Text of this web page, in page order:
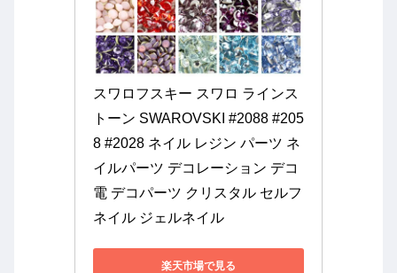
スワロフスキー スワロ ラインス
トーン SWAROVSKI #2088 #205
8 #2028 ネイル レジン パーツ ネ
イルパーツ デコレーション デコ
電 デコパーツ クリスタル セルフ
ネイル ジェルネイル
楽天市場で見る